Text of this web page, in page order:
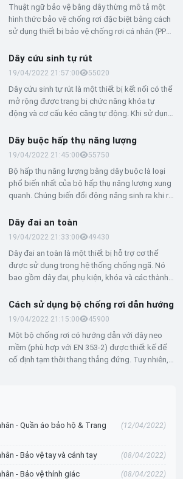
Thuật ngữ bảo vệ bằng dây thừng mô tả một
hình thức bảo vệ chống rơi đặc biệt bằng cách
sử dụng thiết bị bảo vệ chống rơi cá nhân (PPE).
mà nhân viên từ nhiều ngành nghề khác nhau
làm việc trên cao có thể sử dụng để tự móc
này rơi hoặc giữ họ rơi nếu họ bị trượt. Một đầu
của đầu nối này được kết nối với cái gọi là thiết
bị neo (AD). Đầu còn lại được gắn vào dây an
Dây cứu sinh tự rút
19/04/2022 21:57:00 55020
Dây cứu sinh tự rút là một thiết bị kết nối có thể
mở rộng được trang bị chức năng khóa tự
động và cơ cấu kéo căng tự động. Khi sử dụng
giảm bớt nhờ cơ chế hấp thụ rơi được tích hợp
trong thiết bị hoặc thông qua cơ cấu được tích
được sản xuất theo các yêu cầu đặt ra trong EN
360 và được thử nghiệm theo EN 364.
Dây buộc hấp thụ năng lượng
19/04/2022 21:45:00 55750
Bộ hấp thụ năng lượng bằng dây buộc là loại
phổ biến nhất của bộ hấp thụ năng lượng xung
quanh. Chúng biến đổi động năng sinh ra khi rơi
Một bộ hấp thụ năng lượng bằng dây buộc bao
gồm nhiều lớp băng được khâu chồng lên
giãn ra. Phần mở rộng này phải được tính đến
khi sử dụng trong hệ thống bắt giữ. Bộ hấp thụ
năng lượng bằng dây buộc được sản xuất theo
nghiệm theo EN 364.
Dây đai an toàn
19/04/2022 21:33:00 49430
Dây đai an toàn là một thiết bị hỗ trợ cơ thể
được sử dụng trong hệ thống chống ngã. Nó
bao gồm dây đai, phụ kiện, khóa và các thành
kế để treo một cá nhân đã bị bắt giữ thành
công. Dây an toàn được sản xuất theo các yêu
theo EN 364.
Cách sử dụng bộ chống rơi dẫn hướng
19/04/2022 21:15:00 45900
Một bộ chống rơi có hướng dẫn với dây neo
mềm (phù hợp với EN 353-2) được thiết kế để
cố định tạm thời thang thẳng đứng. Tuy nhiên,
chuẩn trong bộ thiết bị bảo vệ cá nhân điển
- Quần áo bảo hộ & Trang
(12/04/2022)
- Bảo vệ tay và cánh tay (08/04/2022)
- Bảo vệ thính giác (08/04/2022)